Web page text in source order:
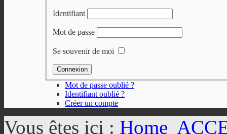
Identifiant
Mot de passe
Se souvenir de moi
Mot de passe oublié ?
Identifiant oublié ?
Créer un compte
Vous êtes ici : Home